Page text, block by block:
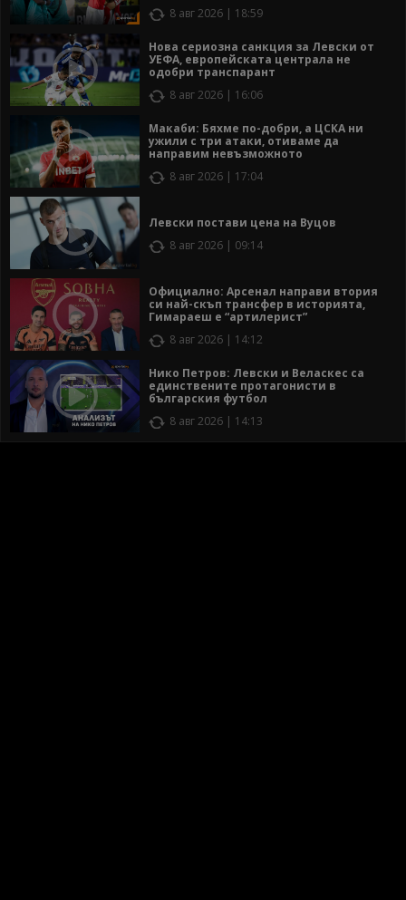
8 авг 2026 | 18:59
Нова сериозна санкция за Левски от
УЕФА, европейската централа не
одобри транспарант
8 авг 2026 | 16:06
Макаби: Бяхме по-добри, а ЦСКА ни
ужили с три атаки, отиваме да
направим невъзможното
8 авг 2026 | 17:04
Левски постави цена на Вуцов
8 авг 2026 | 09:14
Официално: Арсенал направи втория
си най-скъп трансфер в историята,
Гимараеш е “артилерист”
8 авг 2026 | 14:12
Нико Петров: Левски и Веласкес са
единствените протагонисти в
българския футбол
8 авг 2026 | 14:13